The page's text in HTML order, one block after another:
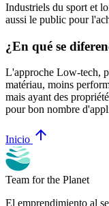
Industriels du sport et
aussi le public pour
¿En qué se
L'approche Low-tech,
matériau, moins
mais ayant des
pour bon nombre
Inicio arrow_upward
Team for the Planet
El emprendimiento al